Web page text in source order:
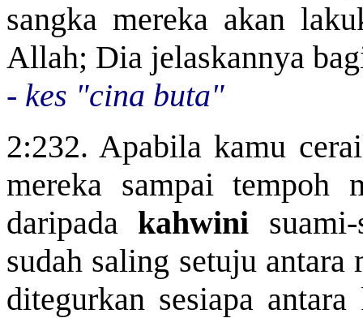
sangka mereka akan
Allah; Dia jelaskannya
- kes "cina buta"
2:232. Apabila kamu
mereka sampai tempoh
daripada kahwini
sudah saling setuju
ditegurkan sesiapa